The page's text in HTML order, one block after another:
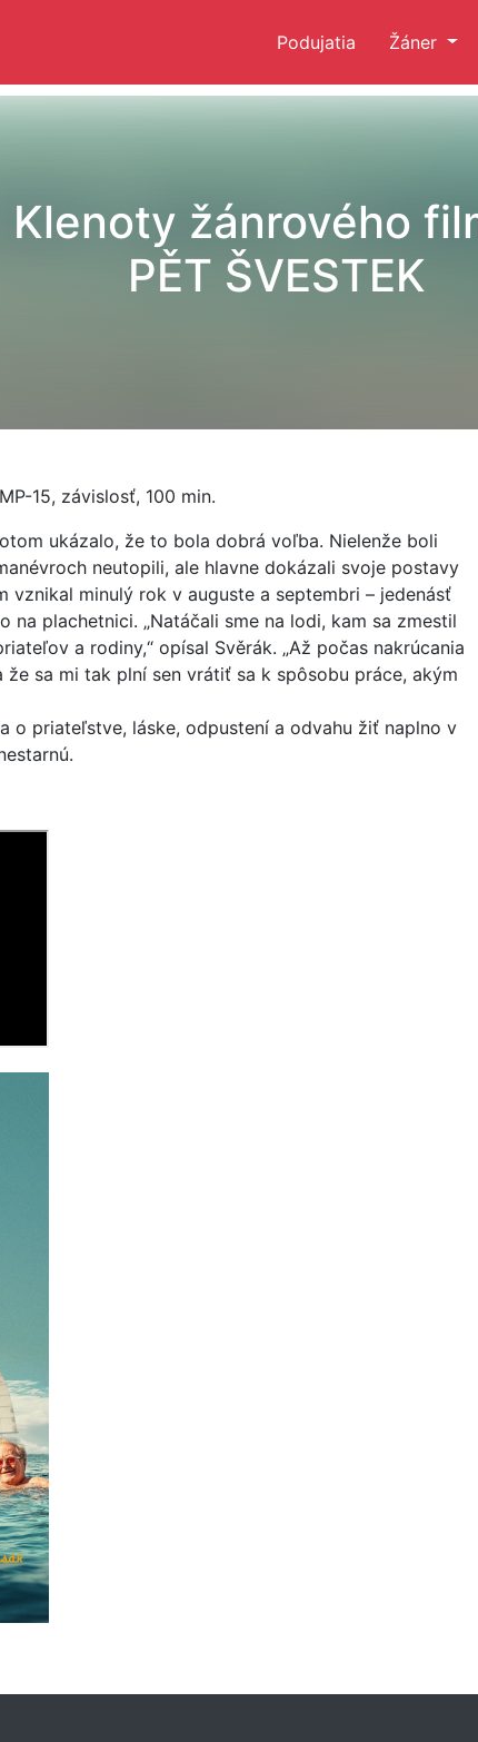
Podujatia Žáner
Klenoty žánrového
PĚT ŠVESTEK
15, závislosť, 100 min.
ukázalo, že to bola dobrá voľba. Nielenže boli
neutopili, ale hlavne dokázali svoje postavy
vznikal minulý rok v auguste a septembri – jedenásť
plachetnici. „Natáčali sme na lodi, kam sa zmestil
a rodiny,“ opísal Svěrák. „Až počas nakrúcania
sa mi tak plní sen vrátiť sa k spôsobu práce, akým
o priateľstve, láske, odpustení a odvahu žiť naplno v